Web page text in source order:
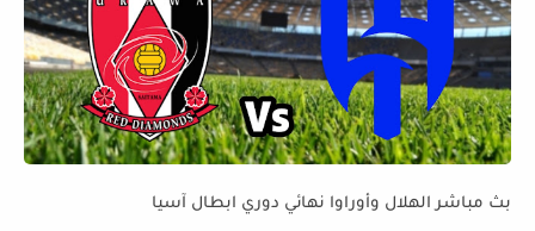
بث مباشر الهلال وأوراوا نهائي دوري ابطال آسيا